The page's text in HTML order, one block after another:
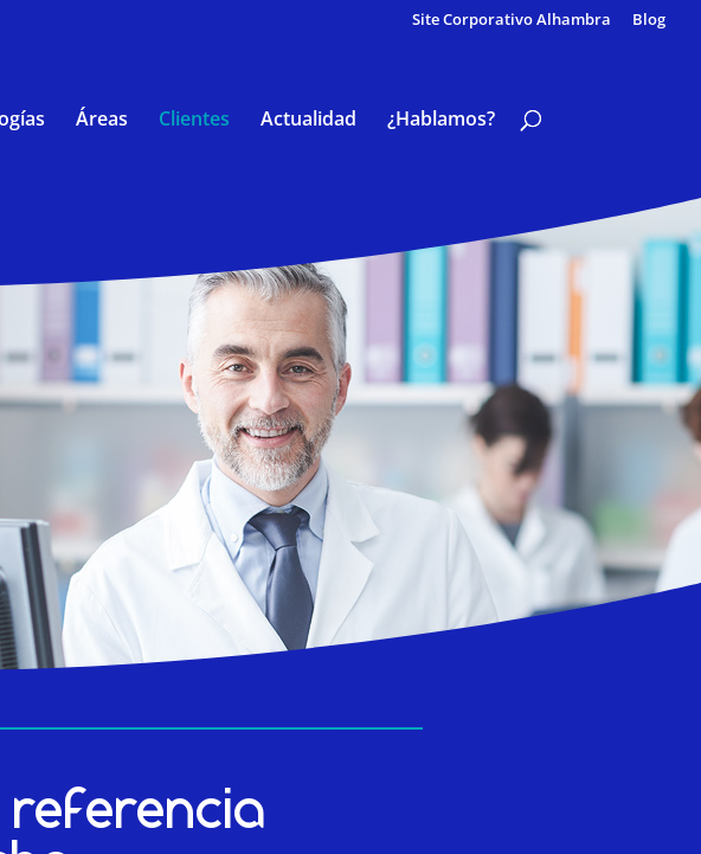
Site Corporativo Alhambra Blog
Áreas Clientes Actualidad ¿Hablamos?
referencia